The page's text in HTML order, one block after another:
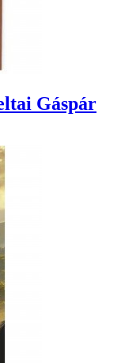
Gáspár